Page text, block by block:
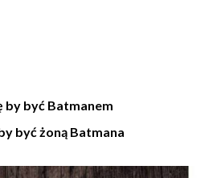
by być Batmanem
być żoną Batmana